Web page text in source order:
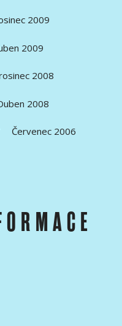
2009
2009
2008
2008
Červenec 2006